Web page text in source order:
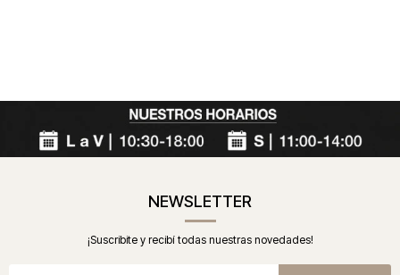
NEWSLETTER
¡Suscribite y recibí todas nuestras novedades!